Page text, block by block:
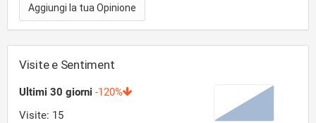
Aggiungi la tua Opinione
Visite e Sentiment